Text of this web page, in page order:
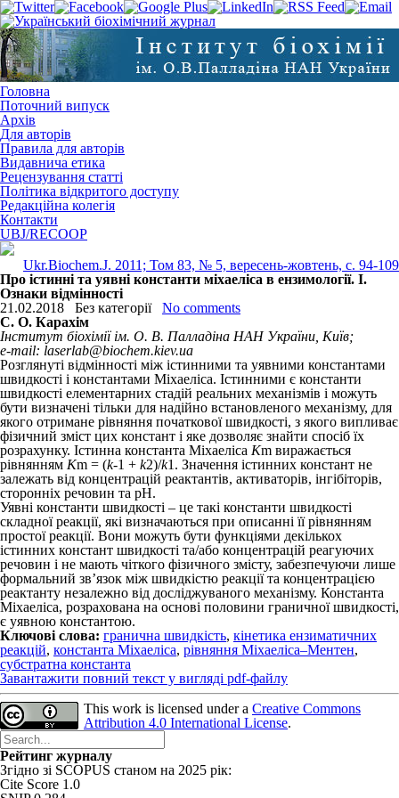
Головна
Поточний випуск
Архів
Для авторів
Правила для авторів
Видавнича етика
Рецензування статті
Політика відкритого доступу
Редакційна колегія
Контакти
UBJ/RECOOP
Ukr.Biochem.J. 2011; Том 83, № 5, вересень-жовтень, c. 94-109
Про істинні та уявні константи міхаеліса в ензимології. І.
Ознаки відмінності
21.02.2018
Без категорії
No comments
С. О. Карахім
Інститут біохімії ім. О. В. Палладіна НАН України, Київ;
e-mail: laserlab@biochem.kiev.ua
Розглянуті відмінності між істинними та уявними константами
швидкості і константами Міхаеліса. Істинними є константи
швидкості елементарних стадій реальних механізмів і можуть
бути визначені тільки для надійно встановленого механізму, для
якого отримане рівняння початкової швидкості, з якого випливає
фізичний зміст цих констант і яке дозволяє знайти спосіб їх
розрахунку. Істинна константа Міхаеліса Km виражається
рівнянням Km = (k-1 + k2)/k1 . Значення істинних констант не
залежать від концентрацій реактантів, активаторів, інгібіторів,
сторонніх речовин та pH.
Уявні константи швидкості – це такі константи швидкості
складної реакції, які визначаються при описанні її рівнянням
простої реакції. Вони можуть бути функціями декількох
істинних констант швидкості та/або концентрацій реагуючих
речовин і не мають чіткого фізичного змісту, забезпечуючи лише
формальний зв’язок між швидкістю реакції та концентрацією
реактанту незалежно від досліджуваного механізму. Константа
Міхаеліса, розрахована на основі половини граничної швидкості,
є уявною константою.
Ключові слова: гранична швидкість, кінетика ензиматичних
реакцій, константа Міхаеліса, рівняння Міхаеліса–Ментен,
субстратна константа
Завантажити повний текст у вигляді pdf-файлу
This work is licensed under a Creative Commons
Attribution 4.0 International License.
Рейтинг журналу
Згідно зі SCOPUS станом на 2025 рік:
Cite Score 1.0